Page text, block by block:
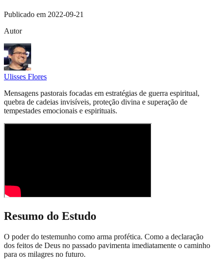
Publicado em 2022-09-21
Autor
Ulisses Flores
Mensagens pastorais focadas em estratégias de guerra espiritual,
quebra de cadeias invisíveis, proteção divina e superação de
tempestades emocionais e espirituais.
Resumo do Estudo
O poder do testemunho como arma profética. Como a declaração
dos feitos de Deus no passado pavimenta imediatamente o caminho
para os milagres no futuro.